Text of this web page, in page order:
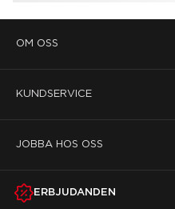
OM OSS
KUNDSERVICE
JOBBA HOS OSS
ERBJUDANDEN